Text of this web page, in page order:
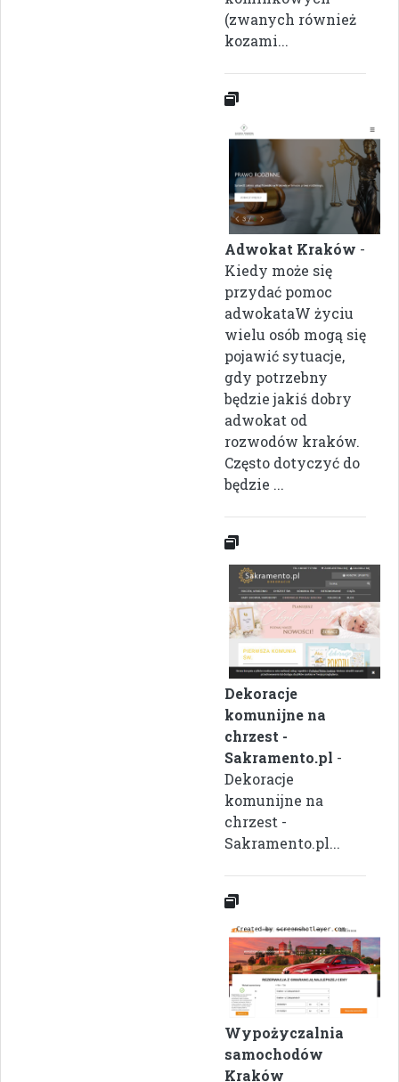
(zwanych również
kozami...
Adwokat Kraków -
Kiedy może się
przydać pomoc
adwokataW życiu
wielu osób mogą się
pojawić sytuacje,
gdy potrzebny
będzie jakiś dobry
adwokat od
rozwodów kraków.
Często dotyczyć do
będzie ...
Dekoracje
komunijne na
chrzest -
Sakramento.pl -
Dekoracje
komunijne na
chrzest -
Sakramento.pl...
Wypożyczalnia
samochodów
Kraków